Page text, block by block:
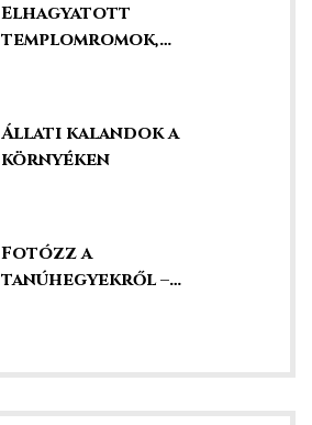
Elhagyatott
templomromok,
Állati kalandok a
környéken
Fotózz a
tanúhegyekről –